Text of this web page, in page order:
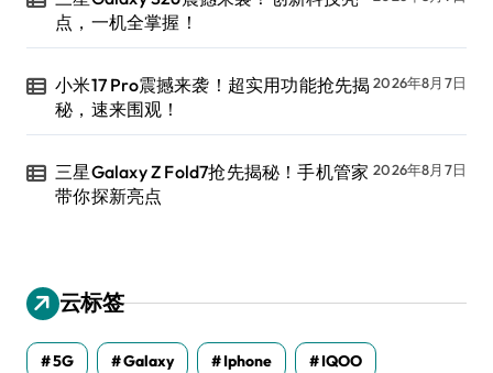
点，一机全掌握！
小米17 Pro震撼来袭！超实用功能抢先揭
秘，速来围观！
2026年8月7日
三星Galaxy Z Fold7抢先揭秘！手机管家
带你探新亮点
2026年8月7日
云标签
5G Galaxy Iphone IQOO